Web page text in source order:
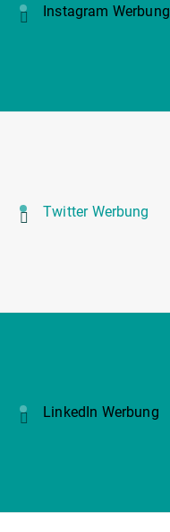
Instagram Werbung
Twitter Werbung
LinkedIn Werbung